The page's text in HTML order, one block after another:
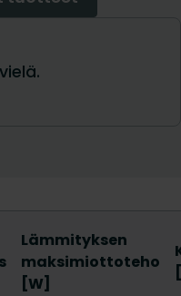
Lämmityksen
maksimiottoteho
[W]